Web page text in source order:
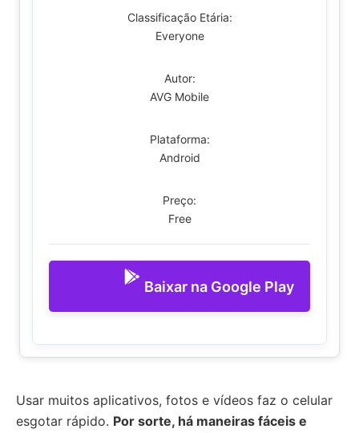
Classificação Etária:
Everyone
Autor:
AVG Mobile
Plataforma:
Android
Preço:
Free
Baixar na Google Play
Usar muitos aplicativos, fotos e vídeos faz o celular
esgotar rápido. Por sorte, há maneiras fáceis e